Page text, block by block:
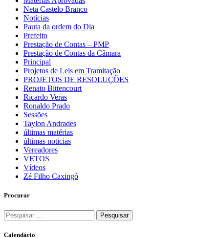
Neta Castelo Branco
Notícias
Pauta da ordem do Dia
Prefeito
Prestação de Contas – PMP
Prestação de Contas da Câmara
Principal
Projetos de Leis em Tramitação
PROJETOS DE RESOLUÇÕES
Renato Bittencourt
Ricardo Veras
Ronaldo Prado
Sessões
Taylon Andrades
últimas matérias
últimas noticias
Vereadores
VETOS
Vídeos
Zé Filho Caxingó
Procurar
Pesquisar
por:
Calendário